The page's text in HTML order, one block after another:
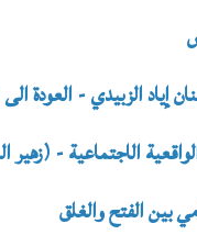
إياد الزبيدي - العودة
الاجتماعية - (زهير
بين الفتح والغلق